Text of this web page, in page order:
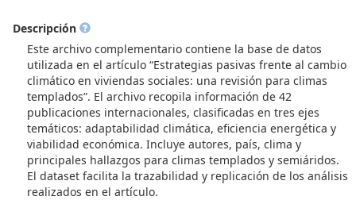
Descripción
Este archivo complementario contiene la base de datos
utilizada en el artículo “Estrategias pasivas frente al cambio
climático en viviendas sociales: una revisión para climas
templados”. El archivo recopila información de 42
publicaciones internacionales, clasificadas en tres ejes
temáticos: adaptabilidad climática, eficiencia energética y
viabilidad económica. Incluye autores, país, clima y
principales hallazgos para climas templados y semiáridos.
El dataset facilita la trazabilidad y replicación de los análisis
realizados en el artículo.